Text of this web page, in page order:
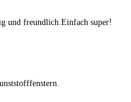
und freundlich.Einfach super!